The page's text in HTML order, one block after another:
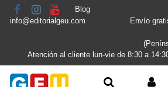
Blog
info@editorialgeu.com
Envío
Atención al cliente lun-vie de 8:30 a